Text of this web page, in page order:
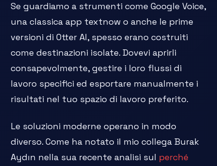
Se guardiamo a strumenti come Google Voice,
una classica app textnow o anche le prime
versioni di Otter AI, spesso erano costruiti
come destinazioni isolate. Dovevi aprirli
consapevolmente, gestire i loro flussi di
lavoro specifici ed esportare manualmente i
risultati nel tuo spazio di lavoro preferito.
Le soluzioni moderne operano in modo
diverso. Come ha notato il mio collega Burak
Aydın nella sua recente analisi sul perché